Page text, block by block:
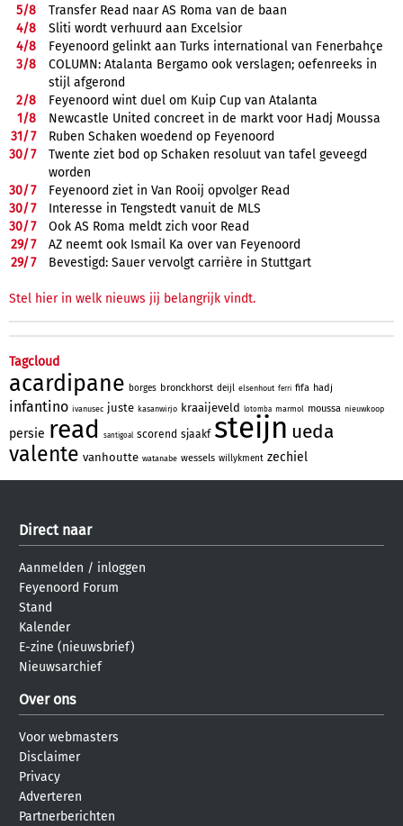
5/8
Transfer Read naar AS Roma van de baan
4/8
Sliti wordt verhuurd aan Excelsior
4/8
Feyenoord gelinkt aan Turks international van Fenerbahçe
3/8
COLUMN: Atalanta Bergamo ook verslagen; oefenreeks in
stijl afgerond
2/8
Feyenoord wint duel om Kuip Cup van Atalanta
1/8
Newcastle United concreet in de markt voor Hadj Moussa
31/7
Ruben Schaken woedend op Feyenoord
30/7
Twente ziet bod op Schaken resoluut van tafel geveegd
worden
30/7
Feyenoord ziet in Van Rooij opvolger Read
30/7
Interesse in Tengstedt vanuit de MLS
30/7
Ook AS Roma meldt zich voor Read
29/7
AZ neemt ook Ismail Ka over van Feyenoord
29/7 Bevestigd: Sauer vervolgt carrière in Stuttgart
Stel hier in welk nieuws jij belangrijk vindt.
Tagcloud
acardipane borges bronckhorst deijl elsenhout ferri fifa hadj
infantino ivanusec juste kasanwirjo kraaijeveld lotomba marmol moussa nieuwkoop
persie read santigoal scorend sjaakf steijn ueda
valente vanhoutte watanabe wessels willykment zechiel
Direct naar
Aanmelden / inloggen
Feyenoord Forum
Stand
Kalender
E-zine (nieuwsbrief)
Nieuwsarchief
Over ons
Voor webmasters
Disclaimer
Privacy
Adverteren
Partnerberichten